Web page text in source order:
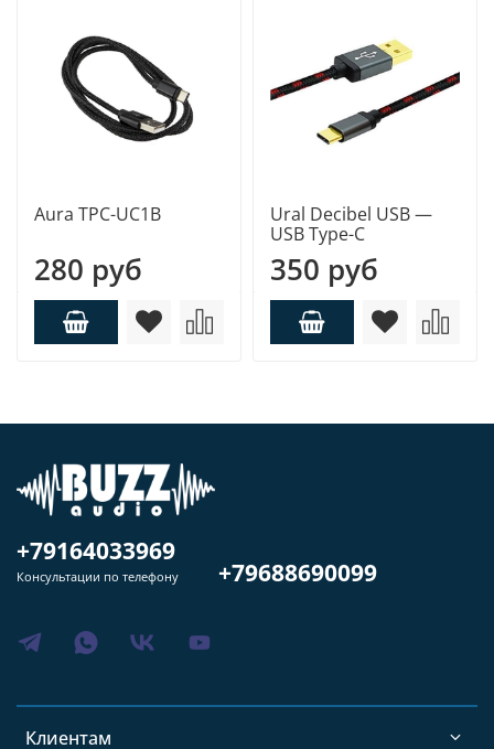
Aura TPC-UC1B
280 руб
Ural Decibel USB —
USB Type-C
350 руб
Клиентам
+79164033969
Консультации по телефону +79688690099